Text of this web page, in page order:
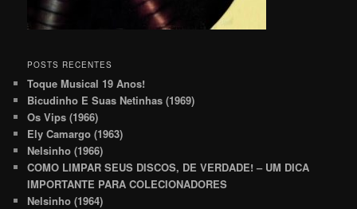
POSTS RECENTES
Toque Musical 19 Anos!
Bicudinho E Suas Netinhas (1969)
Os Vips (1966)
Ely Camargo (1963)
Nelsinho (1966)
COMO LIMPAR SEUS DISCOS, DE VERDADE! – UM DICA
IMPORTANTE PARA COLECIONADORES
Nelsinho (1964)